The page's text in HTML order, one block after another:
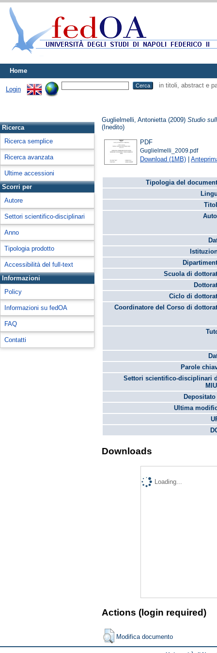
Home
Login
in titoli, abstract e
Ricerca
Ricerca semplice
Ricerca avanzata
Ultime accessioni
Scorri per
Autore
Settori scientifico-disciplinari
Anno
Tipologia prodotto
Accessibilità del full-text
Informazioni
Policy
Informazioni su fedOA
FAQ
Contatti
Guglielmelli, Antonietta (2009)Studio
(Inedito)
PDF
Guglielmelli_2009.pdf
Download (1MB) |
Tipologia del
Scuola di
Ciclo di
Coordinatore del Corso di
Parole
Settori scientifico-disciplinari
Ultima
Downloads
Loading...
Actions (login required)
Modifica documento